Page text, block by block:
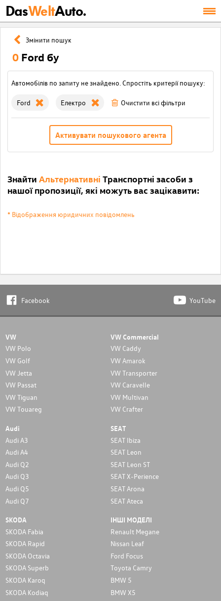
DasWeltAuto.
Змінити пошук
0 Ford бу
Автомобілів по запиту не знайдено. Спростіть критерії пошуку:
Ford Електро Очистити всі фільтри
Активувати пошукового агента
Знайти Альтернативні Транспортні засоби з
нашої пропозиції, які можуть вас зацікавити:
* Відображення юридичних повідомлень
Facebook YouTube
VW
VW Polo
VW Golf
VW Jetta
VW Passat
VW Tiguan
VW Touareg
VW Commercial
VW Caddy
VW Amarok
VW Transporter
VW Caravelle
VW Multivan
VW Crafter
Audi
Audi A3
Audi A4
Audi Q2
Audi Q3
Audi Q5
Audi Q7
SEAT
SEAT Ibiza
SEAT Leon
SEAT Leon ST
SEAT X-Perience
SEAT Arona
SEAT Ateca
SKODA
SKODA Fabia
SKODA Rapid
SKODA Octavia
SKODA Superb
SKODA Karoq
SKODA Kodiaq
ІНШІ МОДЕЛІ
Renault Megane
Nissan Leaf
Ford Focus
Toyota Camry
BMW 5
BMW X5